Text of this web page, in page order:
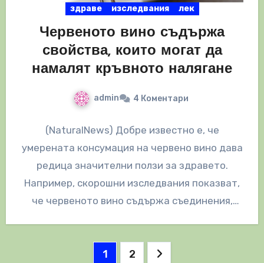
здраве изследвания лек
Червеното вино съдържа
свойства, които могат да
намалят кръвното налягане
admin 4 Коментари
(NaturalNews) Добре известно е, че
умерената консумация на червено вино дава
редица значителни ползи за здравето.
Например, скорошни изследвания показват,
че червеното вино съдържа съединения,
Разделяне1 2